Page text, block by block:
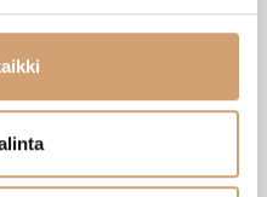
MYÖS NÄITÄ